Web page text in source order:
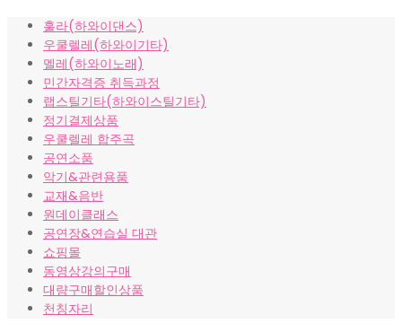
훌라(하와이댄스)
우쿨렐레(하와이기타)
멜레(하와이노래)
민간자격증 취득과정
랩스틸기타(하와이스틸기타)
정기결제상품
우쿨렐레 합주곡
공연소품
악기&관련용품
교재&음반
원데이클래스
공연장&연습실 대관
쇼핑몰
동영상강의구매
대량구매할인상품
천칭자리